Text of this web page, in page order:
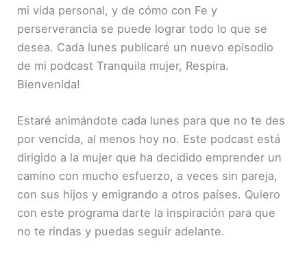
mi vida personal, y de cómo con Fe y
perserverancia se puede lograr todo lo que se
desea. Cada lunes publicaré un nuevo episodio
de mi podcast Tranquila mujer, Respira.
Bienvenida!
Estaré animándote cada lunes para que no te des
por vencida, al menos hoy no. Este podcast está
dirigido a la mujer que ha decidido emprender un
camino con mucho esfuerzo, a veces sin pareja,
con sus hijos y emigrando a otros países. Quiero
con este programa darte la inspiración para que
no te rindas y puedas seguir adelante.